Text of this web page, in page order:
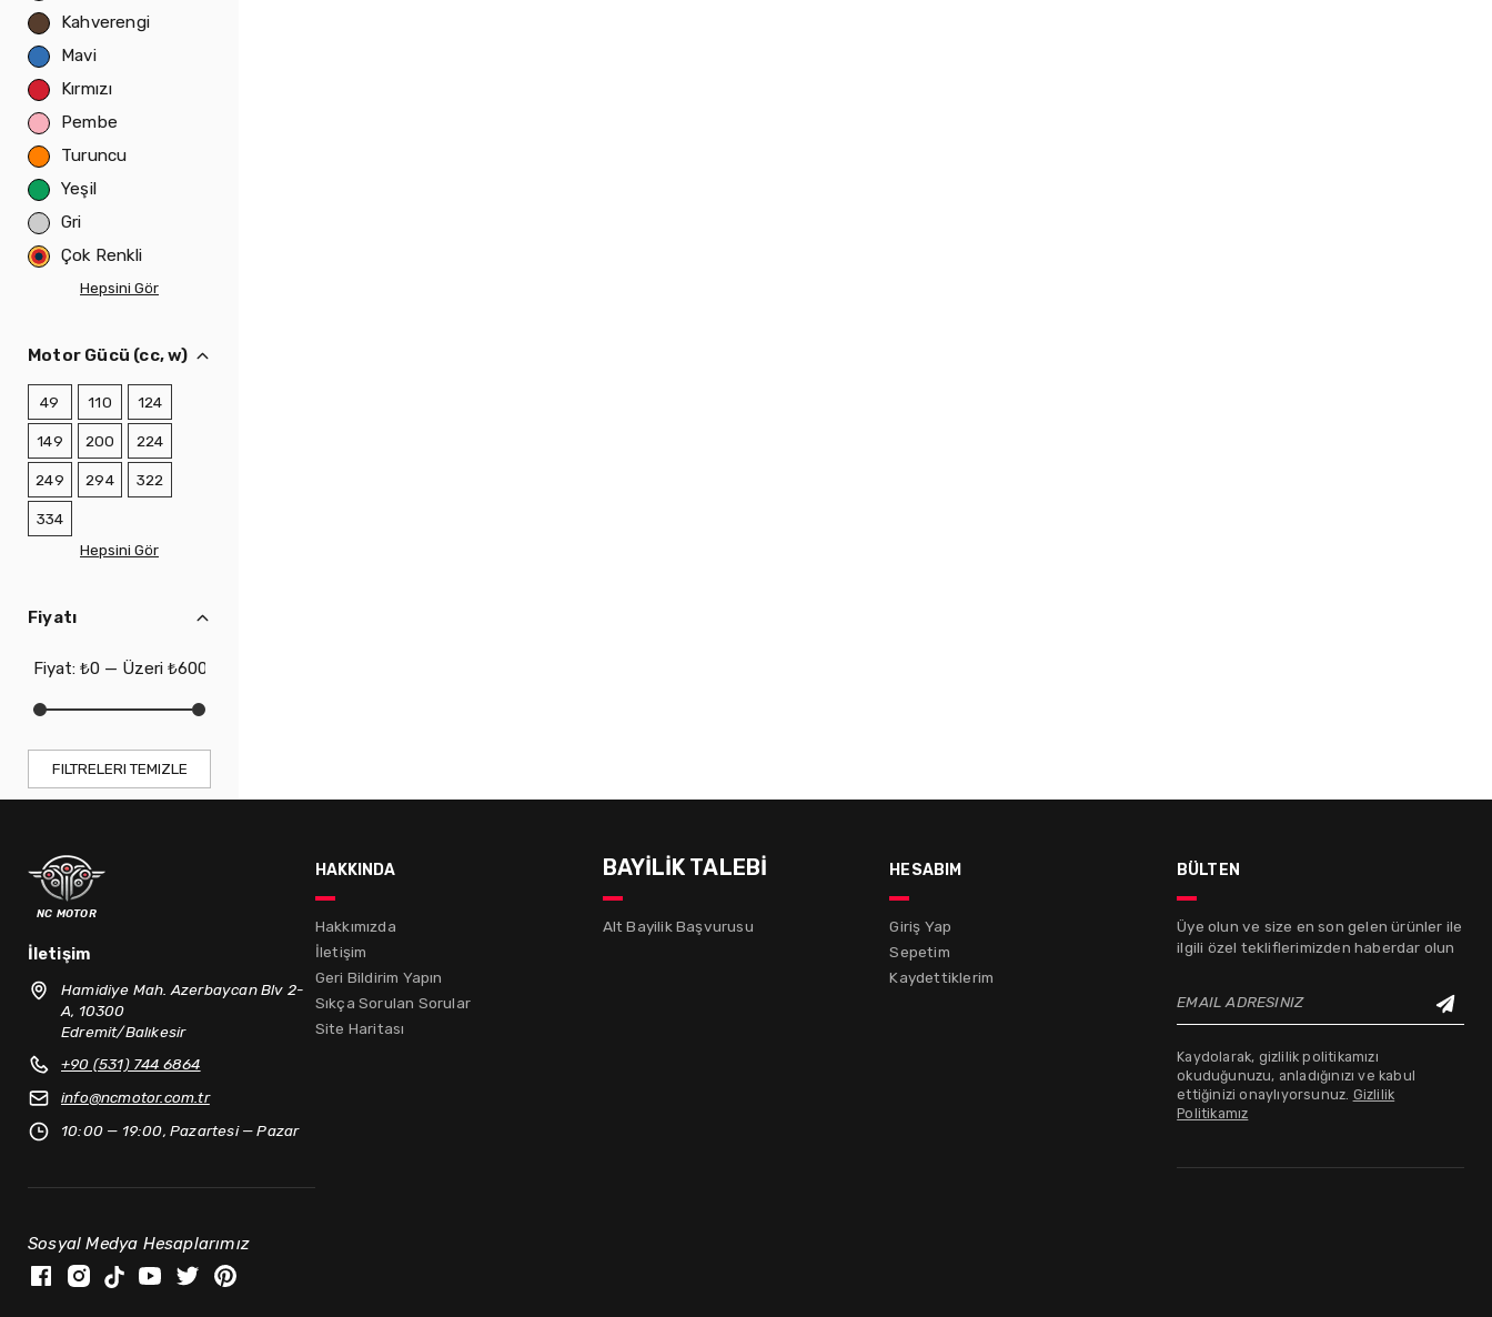
Kahverengi
Mavi
Kırmızı
Pembe
Turuncu
Yeşil
Gri
Çok Renkli
Hepsini Gör
Motor Gücü (cc, w)
49 110 124
149 200 224
249 294 322
334
Hepsini Gör
Fiyatı
FILTRELERI TEMIZLE
nc motor
İletişim
Hamidiye Mah. Azerbaycan Blv 2-
A, 10300
Edremit/Balıkesir
+90 (531) 744 6864
info@ncmotor.com.tr
10:00 — 19:00, Pazartesi — Pazar
Sosyal Medya Hesaplarımız
hakkında
Hakkımızda
İletişim
Geri Bildirim Yapın
Sıkça Sorulan Sorular
Site Haritası
BAYİLİK TALEBİ
Alt Bayilik Başvurusu
hesabım
Giriş Yap
Sepetim
Kaydettiklerim
bülten
Üye olun ve size en son gelen ürünler ile
ilgili özel tekliflerimizden haberdar olun
EMAIL ADRESINIZ
Kaydolarak, gizlilik politikamızı
okuduğunuzu, anladığınızı ve kabul
ettiğinizi onaylıyorsunuz. Gizlilik
Politikamız